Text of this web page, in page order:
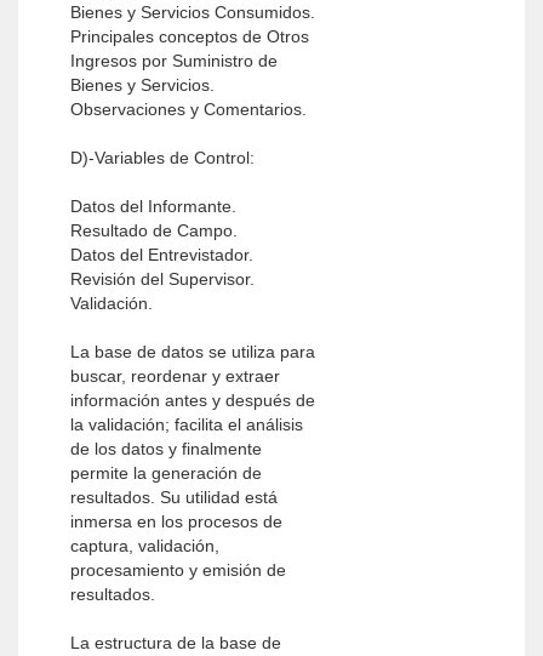
Bienes y Servicios Consumidos.
Principales conceptos de Otros
Ingresos por Suministro de
Bienes y Servicios.
Observaciones y Comentarios.
D)-Variables de Control:
Datos del Informante.
Resultado de Campo.
Datos del Entrevistador.
Revisión del Supervisor.
Validación.
La base de datos se utiliza para
buscar, reordenar y extraer
información antes y después de
la validación; facilita el análisis
de los datos y finalmente
permite la generación de
resultados. Su utilidad está
inmersa en los procesos de
captura, validación,
procesamiento y emisión de
resultados.
La estructura de la base de